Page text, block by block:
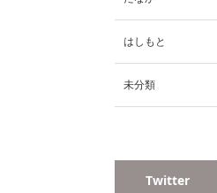
はしもと
未分類
Twitter